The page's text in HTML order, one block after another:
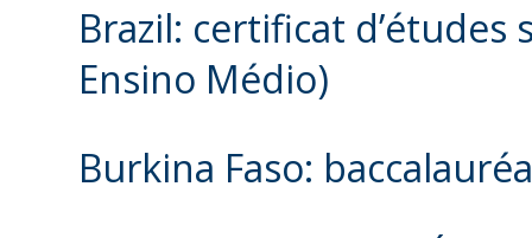
Brazil: certificat
Ensino Médio)
Burkina Faso: